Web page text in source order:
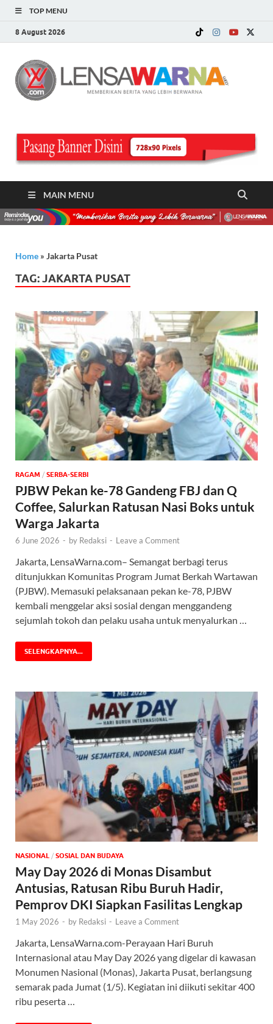
TOP MENU
8 August 2026
MAIN MENU
Home » Jakarta Pusat
TAG:JAKARTA PUSAT
‎RAGAM / SERBA-SERBI
PJBW Pekan ke-78 Gandeng FBJ dan Q
Coffee, Salurkan Ratusan Nasi Boks untuk
Warga Jakarta
6 June 2026 - by Redaksi - Leave a Comment
Jakarta, LensaWarna.com– Semangat berbagi terus
ditunjukkan Komunitas Program Jumat Berkah Wartawan
(PJBW). Memasuki pelaksanaan pekan ke-78, PJBW
kembali menggelar aksi sosial dengan menggandeng
sejumlah tokoh dan pelaku usaha untuk menyalurkan …
SELENGKAPNYA...
NASIONAL / SOSIAL DAN BUDAYA
May Day 2026 di Monas Disambut
Antusias, Ratusan Ribu Buruh Hadir,
Pemprov DKI Siapkan Fasilitas Lengkap
1 May 2026 - by Redaksi - Leave a Comment
Jakarta, LensaWarna.com-Perayaan Hari Buruh
Internasional atau May Day 2026 yang digelar di kawasan
Monumen Nasional (Monas), Jakarta Pusat, berlangsung
semarak pada Jumat (1/5). Kegiatan ini diikuti sekitar 400
ribu peserta …